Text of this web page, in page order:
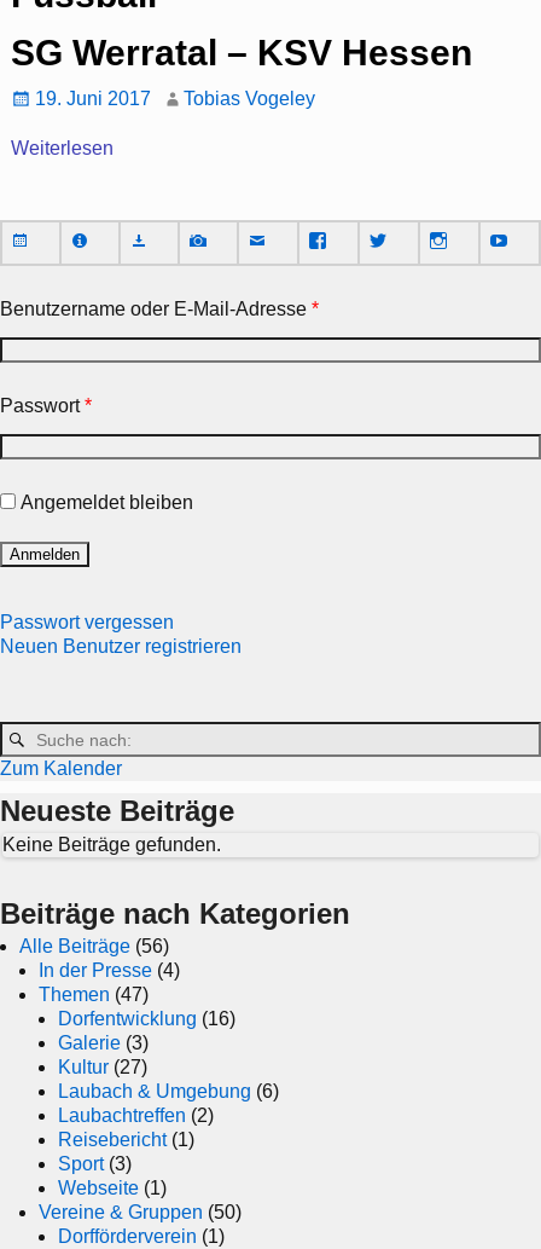
SG Werratal – KSV Hessen
19. Juni 2017 Tobias Vogeley
Weiterlesen
Benutzername oder E-Mail-Adresse *
Passwort*
Angemeldet bleiben
Passwort vergessen
Neuen Benutzer registrieren
Zum Kalender
Neueste Beiträge
Keine Beiträge gefunden.
Beiträge nach Kategorien
Alle Beiträge (56)
In der Presse (4)
Themen (47)
Dorfentwicklung (16)
Galerie (3)
Kultur (27)
Laubach & Umgebung (6)
Laubachtreffen (2)
Reisebericht(1)
Sport(3)
Webseite (1)
Vereine & Gruppen (50)
Dorfförderverein (1)